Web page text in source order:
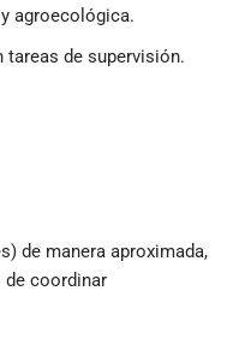
agroecológica.
de supervisión.
de manera aproximada,
coordinar